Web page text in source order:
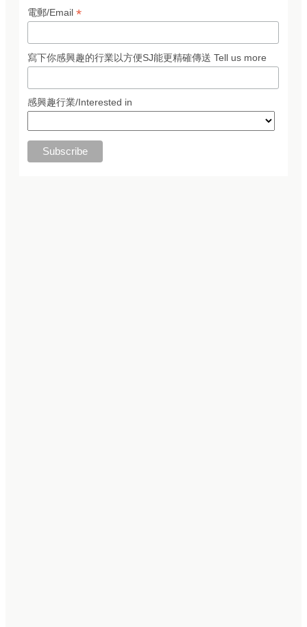
電郵/Email *
寫下你感興趣的行業以方便SJ能更精確傳送 Tell us more
感興趣行業/Interested in